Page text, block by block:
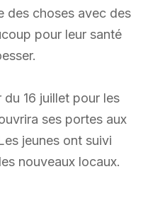
des choses avec des
pour leur santé
16 juillet pour les
ses portes aux
jeunes ont suivi
nouveaux locaux.